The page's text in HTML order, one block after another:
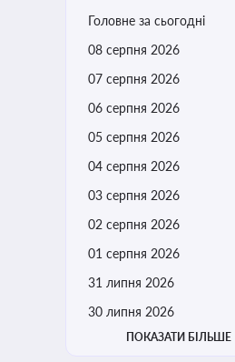
Головне за сьогодні
08 серпня 2026
07 серпня 2026
06 серпня 2026
05 серпня 2026
04 серпня 2026
03 серпня 2026
02 серпня 2026
01 серпня 2026
31 липня 2026
30 липня 2026
ПОКАЗАТИ БІЛЬШЕ